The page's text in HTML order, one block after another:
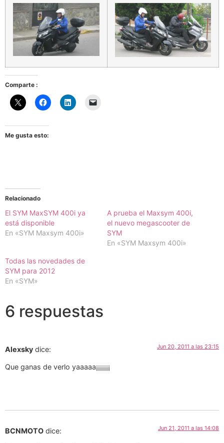
Comparte :
Me gusta esto:
Relacionado
El SYM MaxSYM 400i ya
está disponible
En «SYM Maxsym 400i»
A prueba el Maxsym 400i,
el nuevo megascooter de
SYM
En «SYM Maxsym 400i»
Todas las novedades de
SYM para 2012
En «SYM»
6 respuestas
Alexsky dice: Jun 20, 2011 a las 23:15
Que ganas de verlo yaaaaa¡¡¡¡¡¡¡
BCNMOTO dice: Jun 21, 2011 a las 14:08